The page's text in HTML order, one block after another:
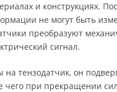
и конструкциях.
не могут быть
преобразуют
сигнал.
тензодатчик, он
чего при прекращении